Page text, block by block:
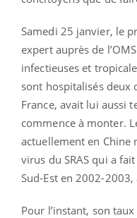
Samedi 25 janvier, le
expert auprès de
infectieuses et
sont hospitalisés deux
France, avait lui aussi
commence à monter.
actuellement en Chine
virus du SRAS qui a
Sud-Est en 2002-
Pour l’instant, son